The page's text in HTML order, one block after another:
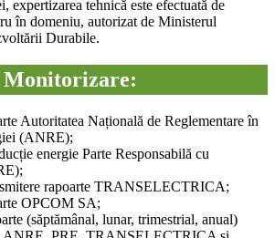
expertizarea tehnică este efectuată de
în domeniu, autorizat de Ministerul
Durabile.
Monitorizare:
Autoritatea Națională de Reglementare în
(ANRE);
energie Parte Responsabilă cu
rapoarte TRANSELECTRICA;
OPCOM SA;
(săptămânal, lunar, trimestrial, anual)